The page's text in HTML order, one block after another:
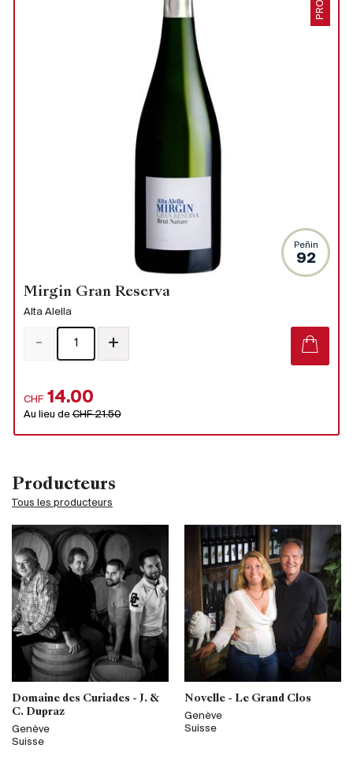
Producteurs
Tous les producteurs
Domaine des Curiades - J. &
C. Dupraz
Genève
Suisse
Novelle - Le Grand Clos
Genève
Suisse
Peñin
92
Mirgin Gran Reserva
Alta Alella
CHF 14.00
Au lieu deCHF 21.50
- +